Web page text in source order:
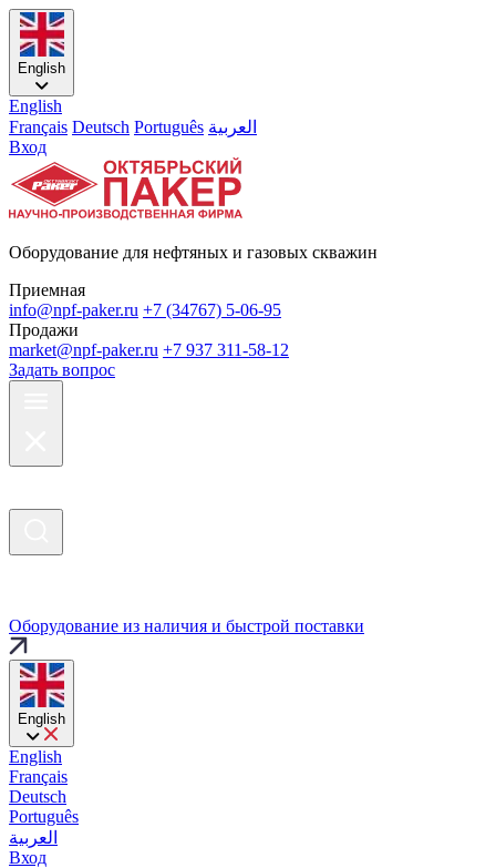
English
English
Français Deutsch Português العربية
Вход
Оборудование для нефтяных и газовых скважин
Приемная
info@npf-paker.ru +7 (34767) 5-06-95
Продажи
market@npf-paker.ru +7 937 311-58-12
Задать вопрос
Оборудование из наличия и быстрой поставки
English
English
Français
Deutsch
Português
العربية
Вход